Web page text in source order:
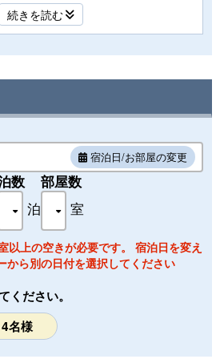
ッド2台とキングベッド1台の禁煙室
※一部繋がりにくい場合有り
り、『ドッグフレンドリールーム利
』の滞在条件（体重・体高・犬種・
の上、同意が必要です。
申込フォームにて『必要事項の入
済証（有効期限内に限る）及び5種
の接種証明書（接種後2週間以上1年
しくはスキャンしたデジタルデータ
たり2頭まで。1頭目の宿泊料は客室
目は1泊につき2,200円（税込）を申
犬種をお教えください。また、ご予
ジの申込フォームにて1頭ずつ申請
続きを読む
宿泊日/お部屋の変更
数
泊
部屋数
室
以上の空きが必要です。 宿泊日を変え
から別の日付を選択してください
ください。
名様